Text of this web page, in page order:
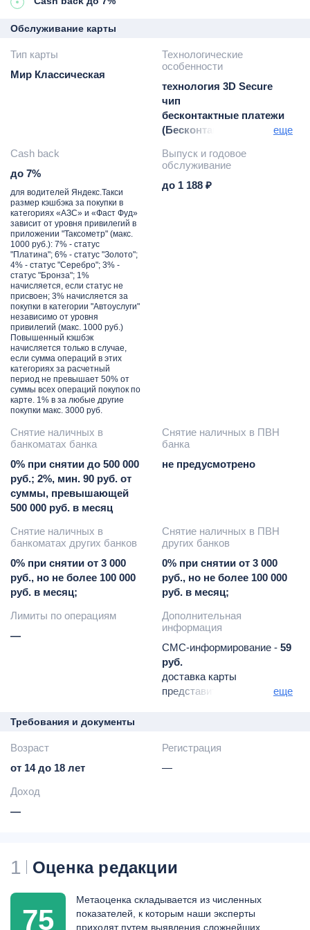
Обслуживание карты
Тип карты
Мир Классическая
Технологические
особенности
технология 3D Secure
чип
бесконтактные платежи
(Бесконтакт)
Samsung Pay
еще
Cash back
до 7%
для водителей Яндекс.Такси
размер кэшбэка за покупки в
категориях «АЗС» и «Фаст Фуд»
зависит от уровня привилегий в
приложении "Таксометр" (макс.
1000 руб.): 7% - статус
"Платина"; 6% - статус "Золото";
4% - статус "Серебро"; 3% -
статус "Бронза"; 1%
начисляется, если статус не
присвоен; 3% начисляется за
покупки в категории "Автоуслуги"
независимо от уровня
привилегий (макс. 1000 руб.)
Повышенный кэшбэк
начисляется только в случае,
если сумма операций в этих
категориях за расчетный
период не превышает 50% от
суммы всех операций покупок по
карте. 1% в за любые другие
покупки макс. 3000 руб.
Выпуск и годовое
обслуживание
до 1 188 ₽
Снятие наличных в
банкоматах банка
0% при снятии до 500 000
руб.; 2%, мин. 90 руб. от
суммы, превышающей
500 000 руб. в месяц
Снятие наличных в ПВН
банка
не предусмотрено
Снятие наличных в
банкоматах других банков
0% при снятии от 3 000
руб., но не более 100 000
руб. в месяц;
Снятие наличных в ПВН
других банков
0% при снятии от 3 000
руб., но не более 100 000
руб. в месяц;
Лимиты по операциям
—
Дополнительная
информация
СМС-информирование -59
руб.
доставка карты
представителем по всей
Tinkoff Pro (199 руб. в
размещены на сайте
еще
Требования и документы
Возраст
от 14 до 18 лет
Регистрация
—
Доход
—
1 Оценка редакции
75
Метаоценка складывается из численных
показателей, к которым наши эксперты
приходят путем выявления сложнейших